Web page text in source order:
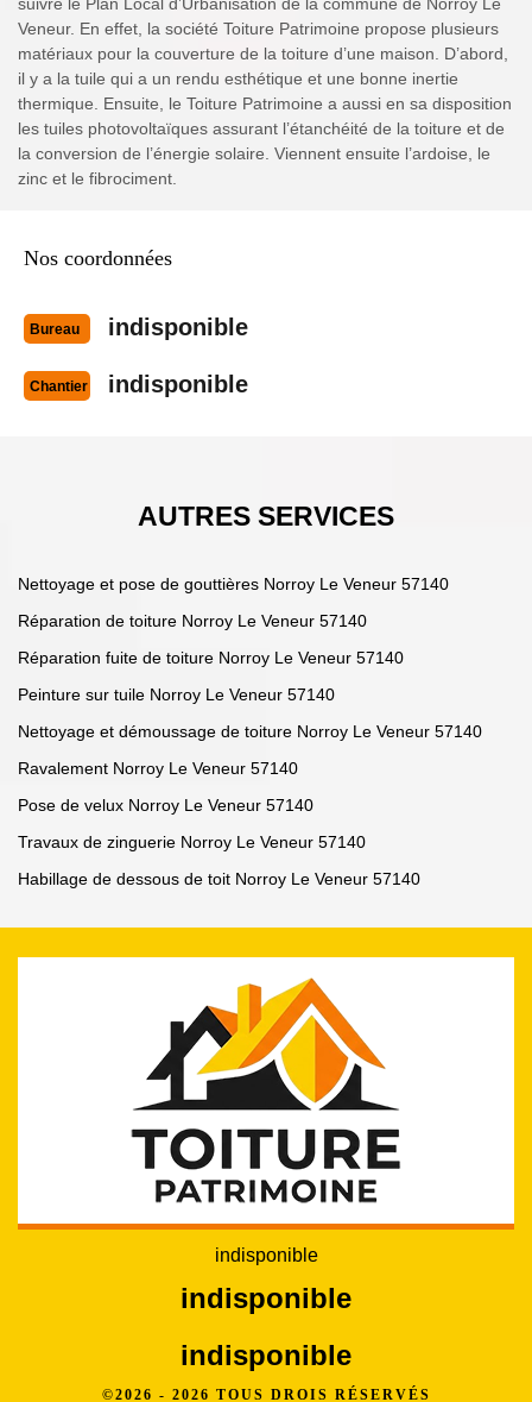
Veneur. En effet, la société Toiture Patrimoine propose plusieurs
matériaux pour la couverture de la toiture d’une maison. D’abord,
il y a la tuile qui a un rendu esthétique et une bonne inertie
thermique. Ensuite, le Toiture Patrimoine a aussi en sa disposition
les tuiles photovoltaïques assurant l’étanchéité de la toiture et de
la conversion de l’énergie solaire. Viennent ensuite l’ardoise, le
zinc et le fibrociment.
Nos coordonnées
Bureau indisponible
Chantier indisponible
AUTRES SERVICES
Nettoyage et pose de gouttières Norroy Le Veneur 57140
Réparation de toiture Norroy Le Veneur 57140
Réparation fuite de toiture Norroy Le Veneur 57140
Peinture sur tuile Norroy Le Veneur 57140
Nettoyage et démoussage de toiture Norroy Le Veneur 57140
Ravalement Norroy Le Veneur 57140
Pose de velux Norroy Le Veneur 57140
Travaux de zinguerie Norroy Le Veneur 57140
Habillage de dessous de toit Norroy Le Veneur 57140
indisponible
indisponible
indisponible
©2026 - 2026 TOUS DROIS RÉSERVÉS